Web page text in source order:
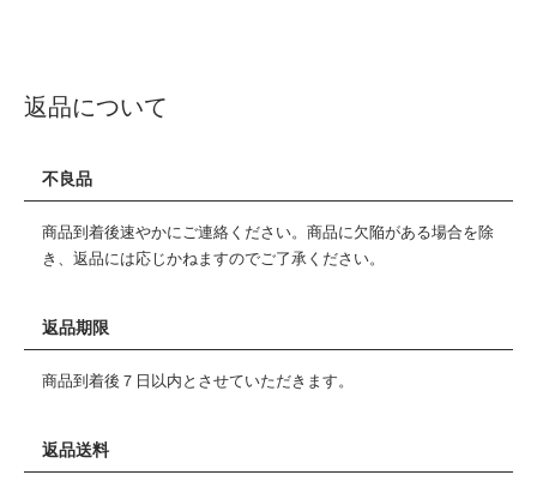
返品について
不良品
商品到着後速やかにご連絡ください。商品に欠陥がある場合を除
き、返品には応じかねますのでご了承ください。
返品期限
商品到着後７日以内とさせていただきます。
返品送料